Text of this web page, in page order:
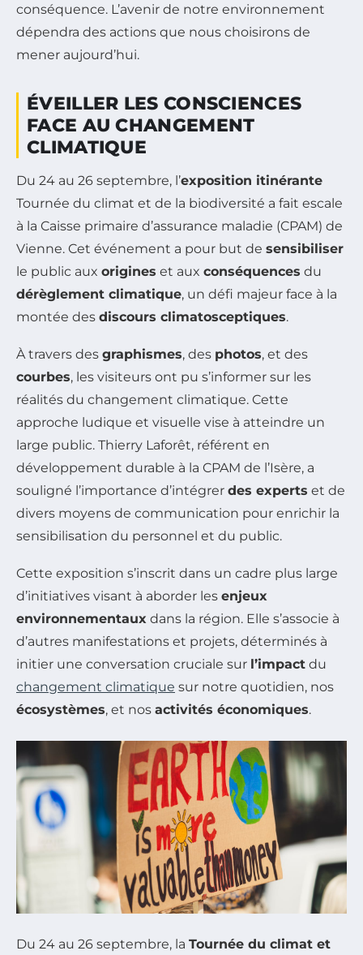
conséquence. L’avenir de notre environnement
dépendra des actions que nous choisirons de
mener aujourd’hui.
ÉVEILLER LES CONSCIENCES
FACE AU CHANGEMENT
CLIMATIQUE
Du 24 au 26 septembre, l’exposition itinérante
Tournée du climat et de la biodiversité a fait escale
à la Caisse primaire d’assurance maladie (CPAM) de
Vienne. Cet événement a pour but de sensibiliser
le public aux origines et aux conséquences du
dérèglement climatique, un défi majeur face à la
montée des discours climatosceptiques.
À travers des graphismes, des photos, et des
courbes, les visiteurs ont pu s’informer sur les
réalités du changement climatique. Cette
approche ludique et visuelle vise à atteindre un
large public. Thierry Laforêt, référent en
développement durable à la CPAM de l’Isère, a
souligné l’importance d’intégrer des experts et de
divers moyens de communication pour enrichir la
sensibilisation du personnel et du public.
Cette exposition s’inscrit dans un cadre plus large
d’initiatives visant à aborder les enjeux
environnementaux dans la région. Elle s’associe à
d’autres manifestations et projets, déterminés à
initier une conversation cruciale sur l’impact du
changement climatique sur notre quotidien, nos
écosystèmes, et nos activités économiques.
Du 24 au 26 septembre, la Tournée du climat et